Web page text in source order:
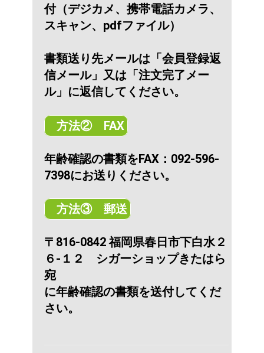
付（デジカメ、携帯電話カメラ、
スキャン、pdfファイル）
書類送り先メールは「会員登録返
信メール」又は「注文完了メー
ル」に返信してください。
方法② FAX
年齢確認の書類をFAX：092-596-
7398にお送りください。
方法③ 郵送
〒816-0842 福岡県春日市下白水２
６-１２ シガーショップきたはら
宛
に年齢確認の書類を送付してくだ
さい。